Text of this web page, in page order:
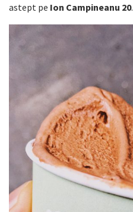
astept pe Ion Campineanu 20.